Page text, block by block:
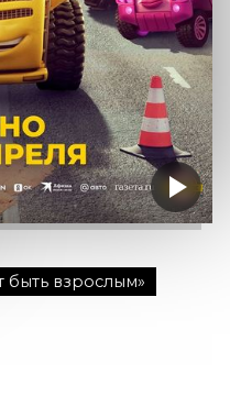
быть взрослым»